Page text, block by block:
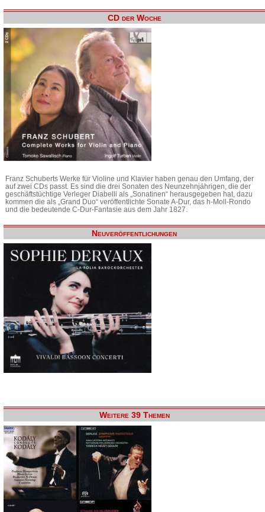
CD der Woche
Franz Schuberts Werke für Violine und Klavier haben genau den Umfang, der
auf zwei CDs passt. Es sind die drei Sonaten des Neunzehnjährigen, die der
geschäftstüchtige Verleger Diabelli als „Sonatinen“ herausgegeben hat, dazu
kommen die als „Grand Duo“ veröffentlichte Sonate A-Dur, das h-Moll-Rondo
und die bedeutende C-Dur-Fantasie aus dem Jahr 1827.
Neuveröffentlichungen
Weitere 39 Themen